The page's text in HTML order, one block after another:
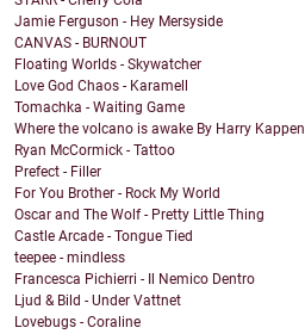
Jamie Ferguson - Hey Mersyside
CANVAS - BURNOUT
Floating Worlds - Skywatcher
Love God Chaos - Karamell
Tomachka - Waiting Game
Where the volcano is awake By Harry Kappen
Ryan McCormick - Tattoo
Prefect - Filler
For You Brother - Rock My World
Oscar and The Wolf - Pretty Little Thing
Castle Arcade - Tongue Tied
teepee - mindless
Francesca Pichierri - Il Nemico Dentro
Ljud & Bild - Under Vattnet
Lovebugs - Coraline